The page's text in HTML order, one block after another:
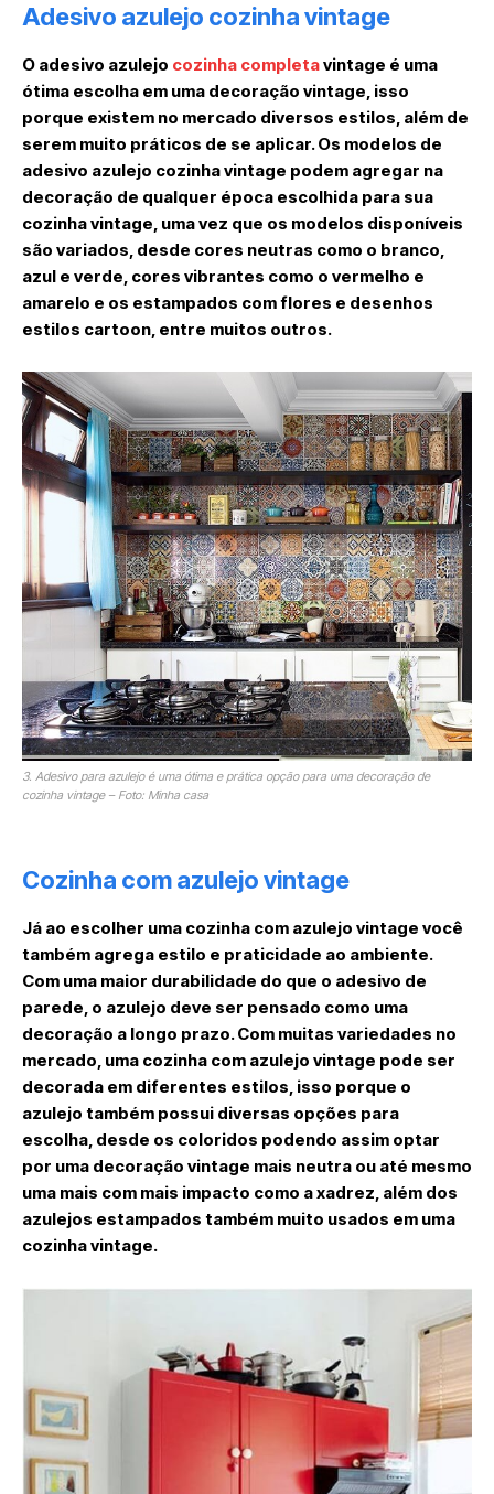
Adesivo azulejo cozinha vintage
O adesivo azulejo cozinha completavintage é uma
ótima escolha em uma decoração vintage, isso
porque existem no mercado diversos estilos, além de
serem muito práticos de se aplicar. Os modelos de
adesivo azulejo cozinha vintage podem agregar na
decoração de qualquer época escolhida para sua
cozinha vintage, uma vez que os modelos disponíveis
são variados, desde cores neutras como o branco,
azul e verde, cores vibrantes como o vermelho e
amarelo e os estampados com flores e desenhos
estilos cartoon, entre muitos outros.
3. Adesivo para azulejo é uma ótima e prática opção para uma decoração de
cozinha vintage – Foto: Minha casa
Cozinha com azulejo vintage
Já ao escolher uma cozinha com azulejo vintage você
também agrega estilo e praticidade ao ambiente.
Com uma maior durabilidade do que o adesivo de
parede, o azulejo deve ser pensado como uma
decoração a longo prazo. Com muitas variedades no
mercado, uma cozinha com azulejo vintage pode ser
decorada em diferentes estilos, isso porque o
azulejo também possui diversas opções para
escolha, desde os coloridos podendo assim optar
por uma decoração vintage mais neutra ou até mesmo
uma mais com mais impacto como a xadrez, além dos
azulejos estampados também muito usados em uma
cozinha vintage.